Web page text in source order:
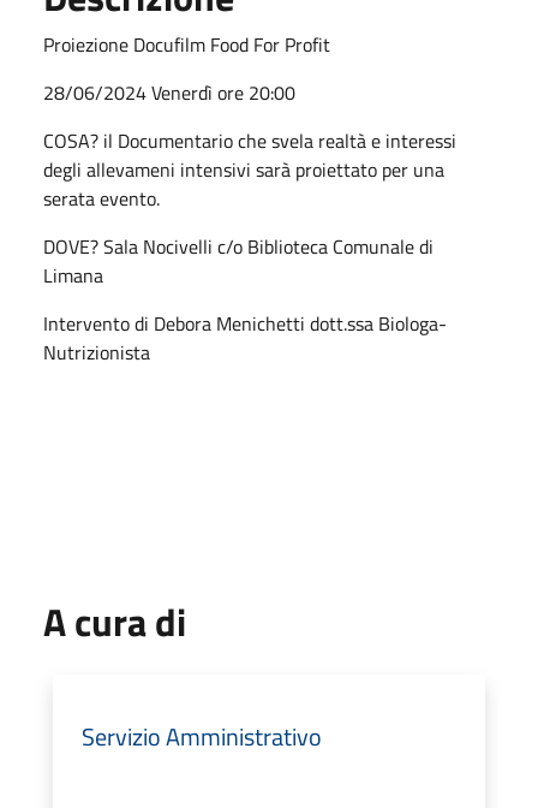
Proiezione Docufilm Food For Profit
28/06/2024 Venerdì ore 20:00
COSA? il Documentario che svela realtà e interessi
degli allevameni intensivi sarà proiettato per una
serata evento.
DOVE? Sala Nocivelli c/o Biblioteca Comunale di
Limana
Intervento di Debora Menichetti dott.ssa Biologa-
Nutrizionista
A cura di
Servizio Amministrativo